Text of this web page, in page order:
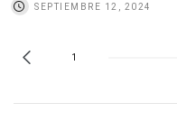
SEPTIEMBRE 12, 2024
1